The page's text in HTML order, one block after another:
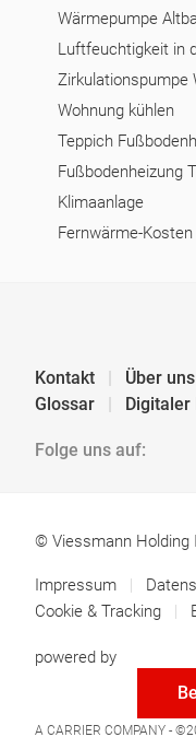
Wärmepumpe
Luftfeuchtigkeit in
Zirkulationspumpe
Wohnung kühlen
Teppich
Fußbodenheizung
Klimaanlage
Fernwärme-Kosten
Kontakt Über uns
Glossar
Folge uns auf:
© Viessmann Holding
Impressum
Cookie & Tracking
powered by
A CARRIER COMPANY -